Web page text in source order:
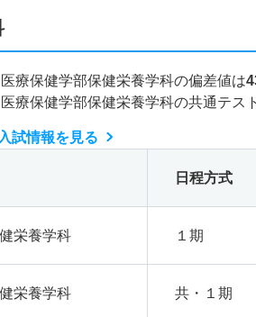
療保健学部保健栄養学科の偏差値は
療保健学部保健栄養学科の共通テス
試情報を見る
日程方式
栄養学科 １期
栄養学科 共・１期